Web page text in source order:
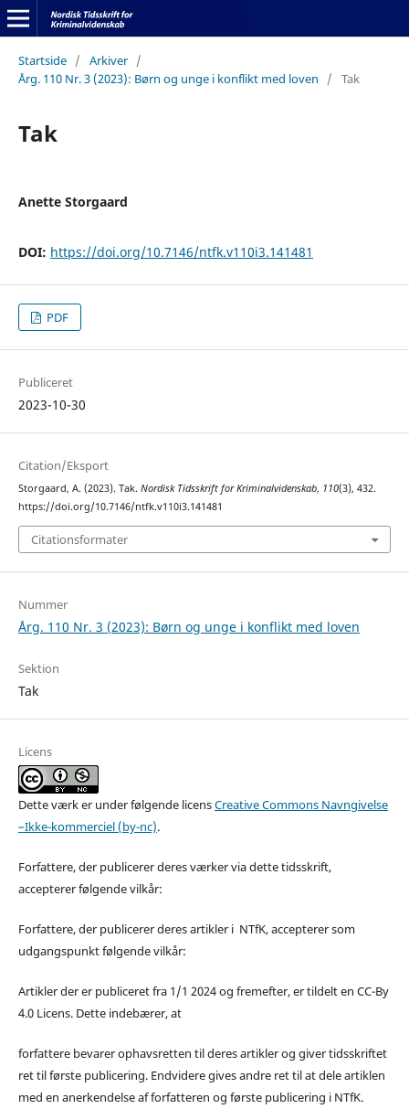
Startside / Arkiver /
Årg. 110 Nr. 3 (2023): Børn og unge i konflikt med loven
/ Tak
Tak
Anette Storgaard
DOI: https://doi.org/10.7146/ntfk.v110i3.141481
PDF
Publiceret
2023-10-30
Citation/Eksport
Storgaard, A. (2023). Tak. Nordisk Tidsskrift for Kriminalvidenskab, 110(3), 432.
https://doi.org/10.7146/ntfk.v110i3.141481
Citationsformater
Nummer
Årg. 110 Nr. 3 (2023): Børn og unge i konflikt med loven
Sektion
Tak
Licens
Dette værk er under følgende licensCreative Commons Navngivelse
–Ikke-kommerciel (by-nc).
Forfattere, der publicerer deres værker via dette tidsskrift,
accepterer følgende vilkår:
Forfattere, der publicerer deres artikler i NTfK, accepterer som
udgangspunkt følgende vilkår:
Artikler der er publiceret fra 1/1 2024 og fremefter, er tildelt en CC-By
4.0 Licens. Dette indebærer, at
forfattere bevarer ophavsretten til deres artikler og giver tidsskriftet
ret til første publicering. Endvidere gives andre ret til at dele artiklen
med en anerkendelse af forfatteren og første publicering i NTfK.